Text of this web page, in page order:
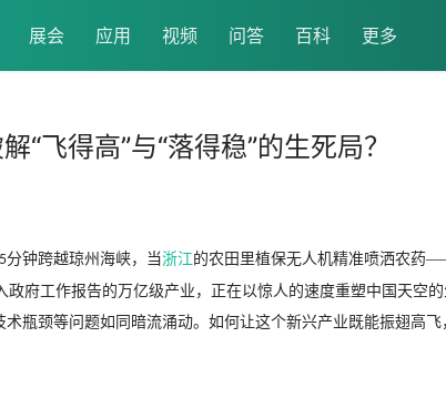
展会 应用 视频 问答 百科 更多
飞得高”与“落得稳”的生死局？
分钟跨越琼州海峡，当浙江的农田里植保无人机精准喷洒农药
政府工作报告的万亿级产业，正在以惊人的速度重塑中国天空的
瓶颈等问题如同暗流涌动。如何让这个新兴产业既能振翅高飞